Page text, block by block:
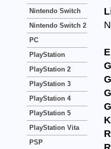
Nintendo Switch
Nintendo Switch 2
PC
PlayStation
PlayStation 2
PlayStation 3
PlayStation 4
PlayStation 5
PlayStation Vita
PSP